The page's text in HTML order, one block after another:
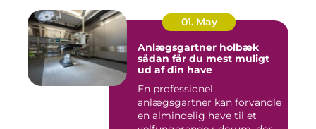
01. May
Anlægsgartner holbæk
sådan får du mest muligt
ud af din have
En professionel
anlægsgartner kan forvandle
en almindelig have til et